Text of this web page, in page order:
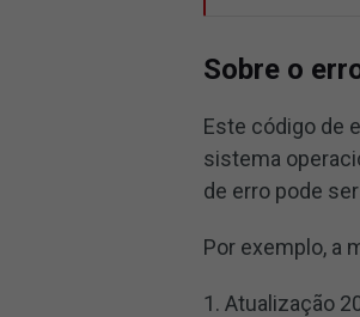
Sobre o
Este código de
sistema
de erro pode
Por exemplo, a
1. Atualização